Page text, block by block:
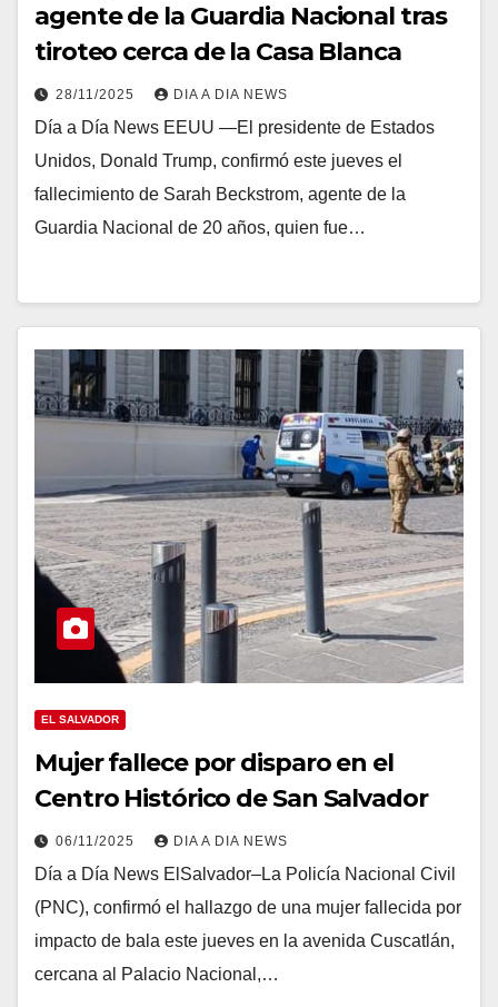
agente de la Guardia Nacional tras
tiroteo cerca de la Casa Blanca
28/11/2025 DIA A DIA NEWS
Día a Día News EEUU —El presidente de Estados
Unidos, Donald Trump, confirmó este jueves el
fallecimiento de Sarah Beckstrom, agente de la
Guardia Nacional de 20 años, quien fue…
EL SALVADOR
Mujer fallece por disparo en el
Centro Histórico de San Salvador
06/11/2025 DIA A DIA NEWS
Día a Día News ElSalvador–La Policía Nacional Civil
(PNC), confirmó el hallazgo de una mujer fallecida por
impacto de bala este jueves en la avenida Cuscatlán,
cercana al Palacio Nacional,…